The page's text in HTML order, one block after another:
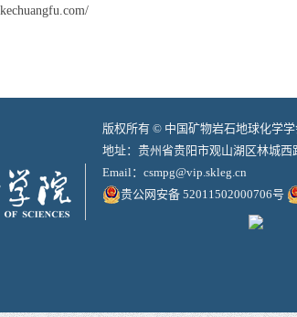
版权所有 © 中国矿物岩石地球化学
地址：贵州省贵阳市观山湖区林城
Email： csmpg@vip.skleg.cn
贵公网安备 52011502000706号